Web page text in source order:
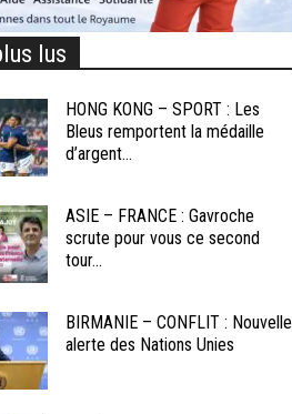
lus
HONG KONG – SPORT : Les
Bleus remportent la médaille
d’argent...
ASIE – FRANCE : Gavroche
scrute pour vous ce second
tour...
BIRMANIE – CONFLIT : Nouvelle
alerte des Nations Unies